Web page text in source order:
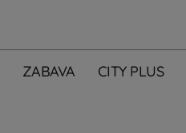
ZABAVA CITY PLUS